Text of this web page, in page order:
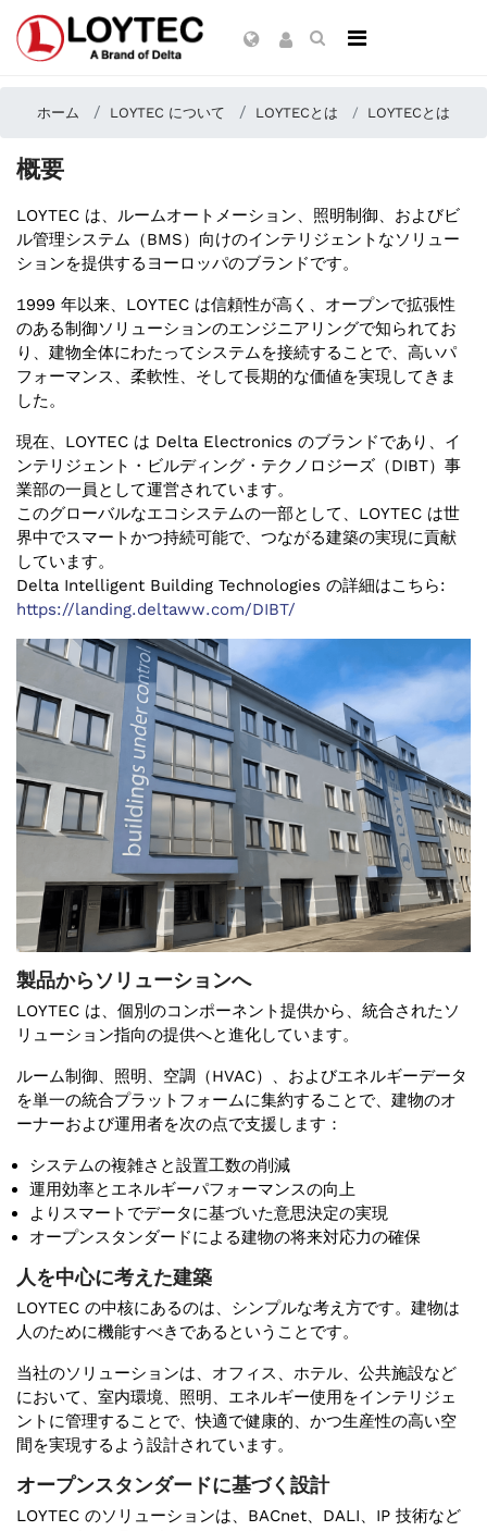
ホーム LOYTEC について LOYTECとは LOYTECとは
概要
LOYTEC は、ルームオートメーション、照明制御、およびビ
ル管理システム（BMS）向けのインテリジェントなソリュー
ションを提供するヨーロッパのブランドです。
1999 年以来、LOYTEC は信頼性が高く、オープンで拡張性
のある制御ソリューションのエンジニアリングで知られてお
り、建物全体にわたってシステムを接続することで、高いパ
フォーマンス、柔軟性、そして長期的な価値を実現してきま
した。
現在、LOYTEC は Delta Electronics のブランドであり、イ
ンテリジェント・ビルディング・テクノロジーズ（DIBT）事
業部の一員として運営されています。
このグローバルなエコシステムの一部として、LOYTEC は世
界中でスマートかつ持続可能で、つながる建築の実現に貢献
しています。
Delta Intelligent Building Technologies の詳細はこちら:
https://landing.deltaww.com/DIBT/
製品からソリューションへ
LOYTEC は、個別のコンポーネント提供から、統合されたソ
リューション指向の提供へと進化しています。
ルーム制御、照明、空調（HVAC）、およびエネルギーデータ
を単一の統合プラットフォームに集約することで、建物のオ
ーナーおよび運用者を次の点で支援します：
システムの複雑さと設置工数の削減
運用効率とエネルギーパフォーマンスの向上
よりスマートでデータに基づいた意思決定の実現
オープンスタンダードによる建物の将来対応力の確保
人を中心に考えた建築
LOYTEC の中核にあるのは、シンプルな考え方です。建物は
人のために機能すべきであるということです。
当社のソリューションは、オフィス、ホテル、公共施設など
において、室内環境、照明、エネルギー使用をインテリジェ
ントに管理することで、快適で健康的、かつ生産性の高い空
間を実現するよう設計されています。
オープンスタンダードに基づく設計
LOYTEC のソリューションは、BACnet、DALI、IP 技術など